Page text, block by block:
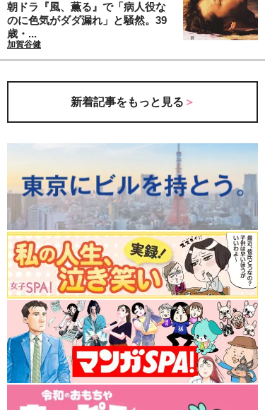
朝ドラ『風、薫る』で「病人役な
のに色気がダダ漏れ」と騒然。39
歳・...
加賀谷健
新着記事をもっと見る